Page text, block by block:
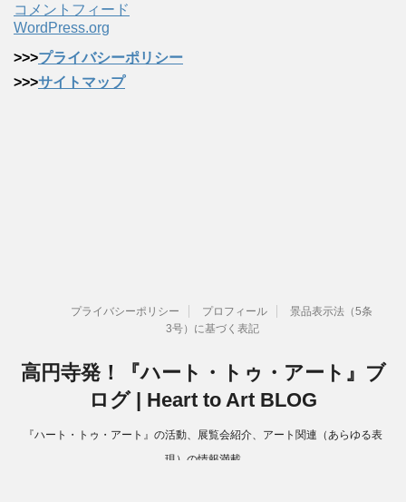
コメントフィード
WordPress.org
>>>プライバシーポリシー
>>>サイトマップ
プライバシーポリシー プロフィール
景品表示法（5条
3号）に基づく表記
高円寺発！『ハート・トゥ・アート』ブ
ログ | Heart to Art BLOG
『ハート・トゥ・アート』の活動、展覧会紹介、アート関連（あらゆる表
現）の情報満載